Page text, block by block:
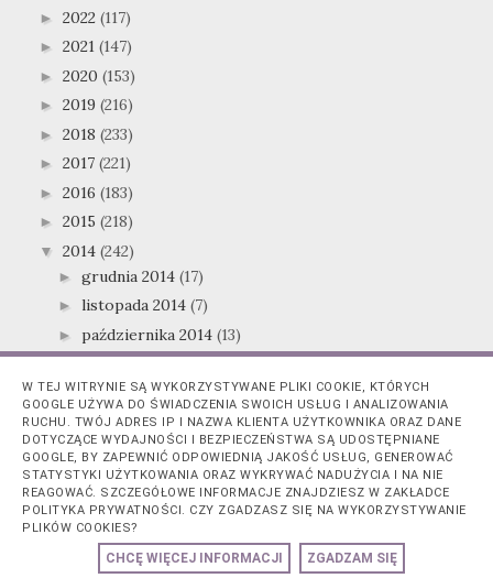
► 2022 (117)
► 2021 (147)
► 2020 (153)
► 2019 (216)
► 2018 (233)
► 2017 (221)
► 2016 (183)
► 2015 (218)
▼ 2014 (242)
► grudnia 2014 (17)
► listopada 2014 (7)
► października 2014 (13)
września 2014(24)
▼ sierpnia 2014(22)
Żel pod prysznic Alpejska Rozkosz- Isana!
Szampon ogórkowo-miętowy od Anatomicals!
Tonik z kwasami owocowymi- Balea
Lakier do paznokci Shinelaq- 094 Pink Gold!
Scrub do ciała Agrest i Gruszka- Babuszka Agafii
Mój pierwszy ShinyBox- Sierpień 2014 + pudełko arc...
W TEJ WITRYNIE SĄ WYKORZYSTYWANE PLIKI COOKIE, KTÓRYCH
GOOGLE UŻYWA DO ŚWIADCZENIA SWOICH USŁUG I ANALIZOWANIA
RUCHU. TWÓJ ADRES IP I NAZWA KLIENTA UŻYTKOWNIKA ORAZ DANE
DOTYCZĄCE WYDAJNOŚCI I BEZPIECZEŃSTWA SĄ UDOSTĘPNIANE
GOOGLE, BY ZAPEWNIĆ ODPOWIEDNIĄ JAKOŚĆ USŁUG, GENEROWAĆ
STATYSTYKI UŻYTKOWANIA ORAZ WYKRYWAĆ NADUŻYCIA I NA NIE
REAGOWAĆ. SZCZEGÓŁOWE INFORMACJE ZNAJDZIESZ W ZAKŁADCE
POLITYKA PRYWATNOŚCI. CZY ZGADZASZ SIĘ NA WYKORZYSTYWANIE
PLIKÓW COOKIES?
CHCĘ WIĘCEJ INFORMACJI ZGADZAM SIĘ